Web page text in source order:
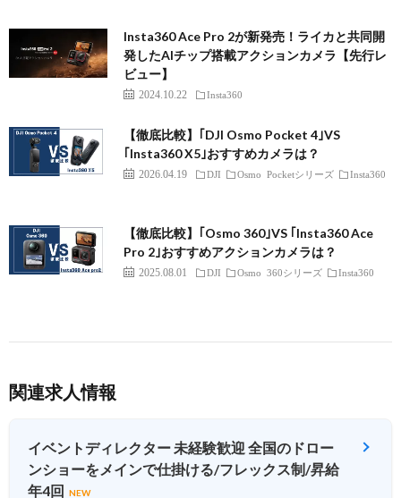
Insta360 Ace Pro 2が新発売！ライカと共同開
発したAIチップ搭載アクションカメラ【先行レ
ビュー】
2024.10.22 Insta360
【徹底比較】｢DJI Osmo Pocket 4｣VS
｢Insta360 X5｣おすすめカメラは？
2026.04.19 DJI Osmo Pocketシリーズ Insta360
【徹底比較】｢Osmo 360｣VS ｢Insta360 Ace
Pro 2｣おすすめアクションカメラは？
2025.08.01 DJI Osmo 360シリーズ Insta360
関連求人情報
イベントディレクター 未経験歓迎 全国のドロー
ンショーをメインで仕掛ける/フレックス制/昇給
年4回
NEW